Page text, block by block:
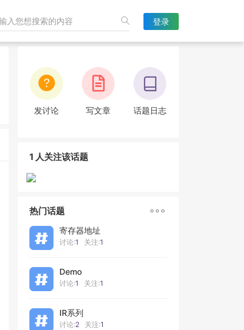
登录
发讨论 写文章 话题日志
1 人关注该话题
热门话题 
寄存器地址
讨论:1 关注:1
Demo
讨论:1 关注:1
IR系列
讨论:2 关注:1